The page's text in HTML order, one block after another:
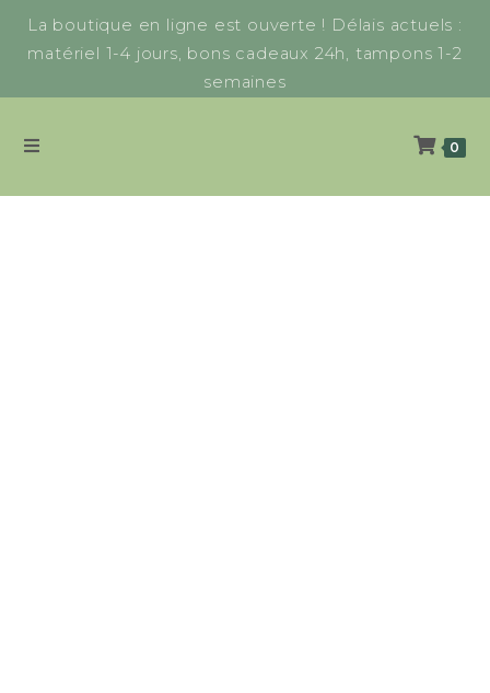
La boutique en ligne est ouverte ! Délais actuels :
matériel 1-4 jours, bons cadeaux 24h, tampons 1-2
semaines
0